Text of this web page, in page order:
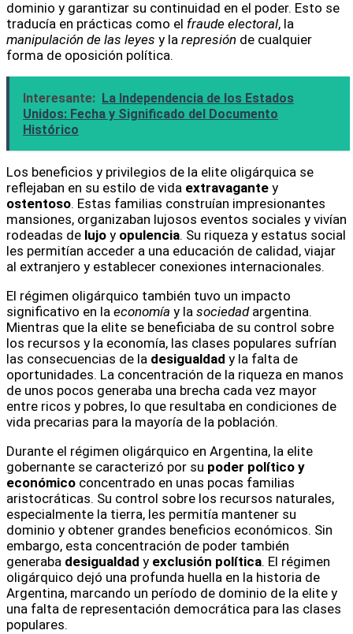
dominio y garantizar su continuidad en el poder. Esto se
traducía en prácticas como el fraude electoral, la
manipulación de las leyes y la represión de cualquier
forma de oposición política.
Interesante: La Independencia de los Estados
Unidos: Fecha y Significado del Documento
Histórico
Los beneficios y privilegios de la elite oligárquica se
reflejaban en su estilo de vida extravagante y
ostentoso. Estas familias construían impresionantes
mansiones, organizaban lujosos eventos sociales y vivían
rodeadas de lujo y opulencia. Su riqueza y estatus social
les permitían acceder a una educación de calidad, viajar
al extranjero y establecer conexiones internacionales.
El régimen oligárquico también tuvo un impacto
significativo en la economía y la sociedadargentina.
Mientras que la elite se beneficiaba de su control sobre
los recursos y la economía, las clases populares sufrían
las consecuencias de la desigualdad y la falta de
oportunidades. La concentración de la riqueza en manos
de unos pocos generaba una brecha cada vez mayor
entre ricos y pobres, lo que resultaba en condiciones de
vida precarias para la mayoría de la población.
Durante el régimen oligárquico en Argentina, la elite
gobernante se caracterizó por su poder político y
económico concentrado en unas pocas familias
aristocráticas. Su control sobre los recursos naturales,
especialmente la tierra, les permitía mantener su
dominio y obtener grandes beneficios económicos. Sin
embargo, esta concentración de poder también
generaba desigualdad y exclusión política. El régimen
oligárquico dejó una profunda huella en la historia de
Argentina, marcando un período de dominio de la elite y
una falta de representación democrática para las clases
populares.